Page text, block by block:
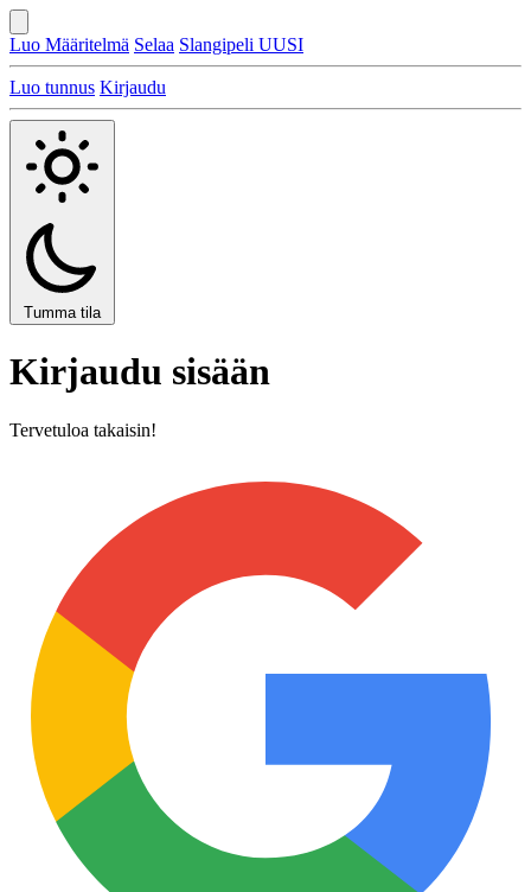
Luo Määritelmä Selaa Slangipeli UUSI
Luo tunnus Kirjaudu
Tumma tila
Kirjaudu sisään
Tervetuloa takaisin!